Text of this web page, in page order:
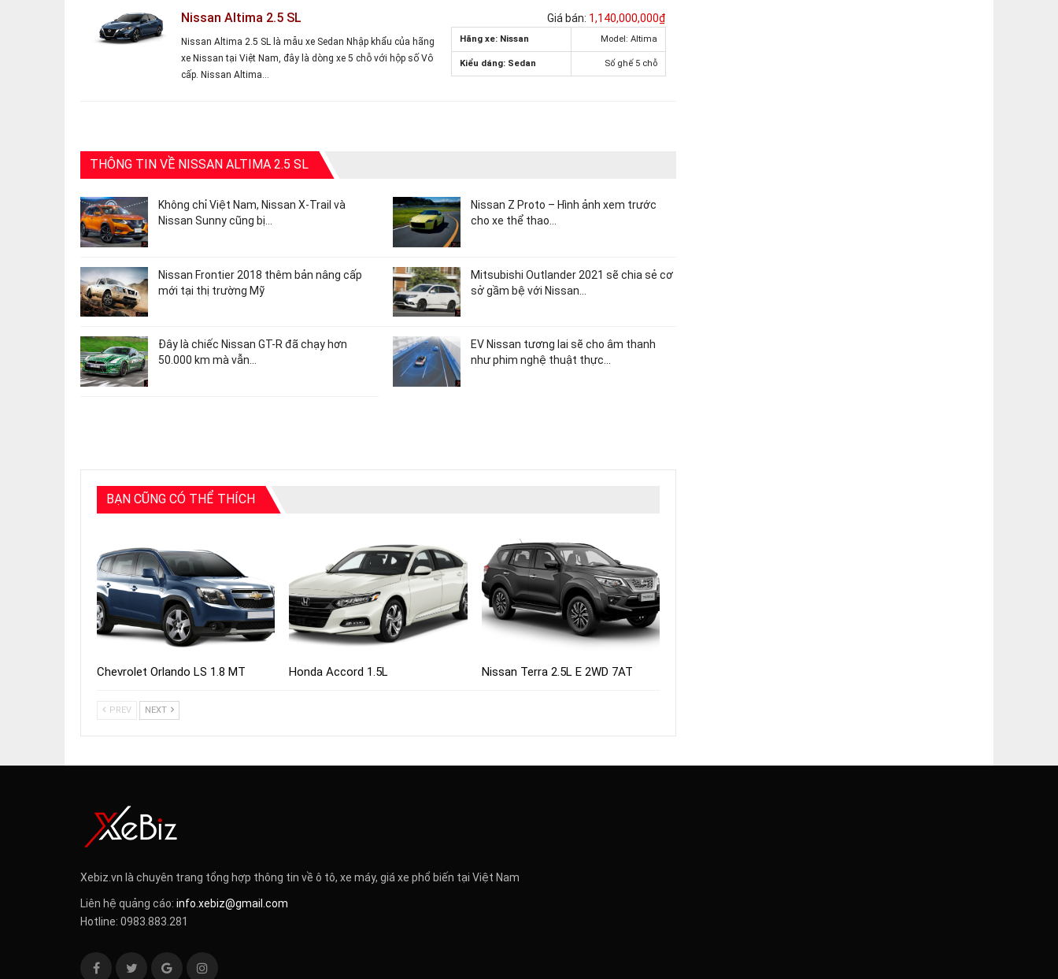
Nissan Altima 2.5 SL
Nissan Altima 2.5 SL là mẫu xe Sedan Nhập khẩu của hãng
xe Nissan tại Việt Nam, đây là dòng xe 5 chỗ với hộp số Vô
cấp. Nissan Altima…
Giá bán: 1,140,000,000₫
Hãng xe: Nissan Model: Altima
Kiểu dáng: Sedan Số ghế 5 chỗ
THÔNG TIN VỀ NISSAN ALTIMA 2.5 SL
Không chỉ Việt Nam, Nissan X-Trail và
Nissan Sunny cũng bị…
Nissan Z Proto – Hình ảnh xem trước
cho xe thể thao…
Nissan Frontier 2018 thêm bản nâng cấp
mới tại thị trường Mỹ
Mitsubishi Outlander 2021 sẽ chia sẻ cơ
sở gầm bệ với Nissan…
Đây là chiếc Nissan GT-R đã chạy hơn
50.000 km mà vẫn…
EV Nissan tương lai sẽ cho âm thanh
như phim nghệ thuật thực…
BẠN CŨNG CÓ THỂ THÍCH
Chevrolet Orlando LS 1.8 MT Honda Accord 1.5L Nissan Terra 2.5L E 2WD 7AT
PREV NEXT
Xebiz.vn là chuyên trang tổng hợp thông tin về ô tô, xe máy, giá xe phổ biến tại Việt Nam
Liên hệ quảng cáo: info.xebiz@gmail.com
Hotline: 0983.883.281